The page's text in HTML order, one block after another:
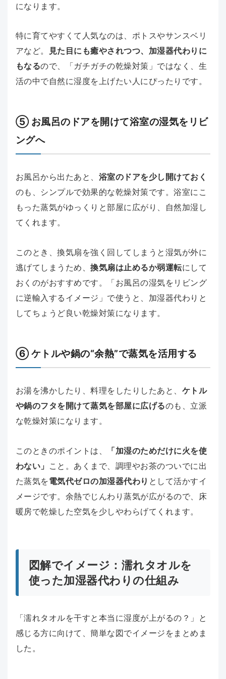
になります。
特に育てやすくて人気なのは、ポトスやサンスベリ
アなど。
見た目にも癒やされつつ、加湿器代わりに
もなるので、「ガチガチの乾燥対策」ではなく、生
活の中で自然に湿度を上げたい人にぴったりです。
⑤ お風呂のドアを開けて浴室の湿気をリビ
ングへ
お風呂から出たあと、 浴室のドアを少し開けておく
のも、シンプルで効果的な乾燥対策です。浴室にこ
もった蒸気がゆっくりと部屋に広がり、自然加湿し
てくれます。
このとき、換気扇を強く回してしまうと湿気が外に
逃げてしまうため、換気扇は止めるか弱運転にして
おくのがおすすめです。「お風呂の湿気をリビング
に逆輸入するイメージ」で使うと、加湿器代わりと
してちょうど良い乾燥対策になります。
⑥ ケトルや鍋の“余熱”で蒸気を活用する
お湯を沸かしたり、料理をしたりしたあと、 ケトル
や鍋のフタを開けて蒸気を部屋に広げるのも、立派
な乾燥対策になります。
このときのポイントは、
「加湿のためだけに火を使
わない」 こと。あくまで、調理やお茶のついでに出
た蒸気を電気代ゼロの加湿器代わり として活かすイ
メージです。余熱でじんわり蒸気が広がるので、床
暖房で乾燥した空気を少しやわらげてくれます。
図解でイメージ：濡れタオルを
使った加湿器代わりの仕組み
「濡れタオルを干すと本当に湿度が上がるの？」と
感じる方に向けて、簡単な図でイメージをまとめま
した。